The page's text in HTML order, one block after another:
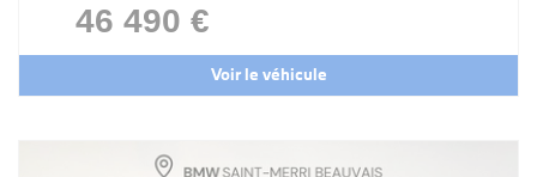
46 490 €
Voir le véhicule